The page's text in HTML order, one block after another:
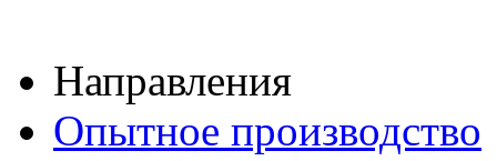
Направления
Опытное производство